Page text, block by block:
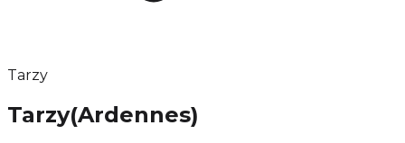
Tarzy
Tarzy(Ardennes)